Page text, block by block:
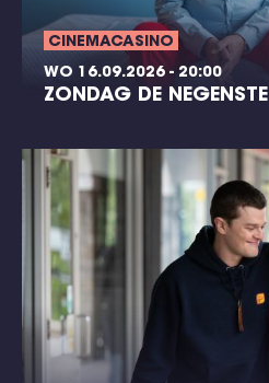
CINEMACASINO
WO 16.09.2026 - 20:00
ZONDAG DE NEGENSTE